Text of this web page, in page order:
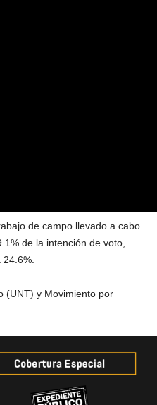
de campo llevado a cabo
de la intención de voto,
24.6%.
(UNT) y Movimiento por